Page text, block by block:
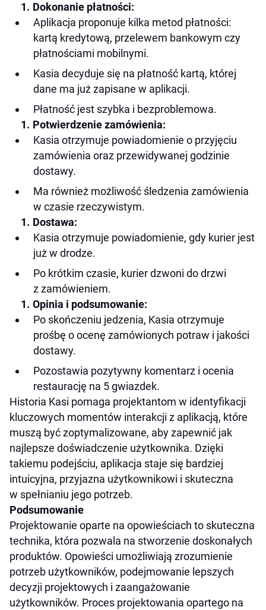
Dokonanie płatności:
Aplikacja proponuje kilka metod płatności:
kartą kredytową, przelewem bankowym czy
płatnościami mobilnymi.
Kasia decyduje się na płatność kartą, której
dane ma już zapisane w aplikacji.
Płatność jest szybka i bezproblemowa.
Potwierdzenie zamówienia:
Kasia otrzymuje powiadomienie o przyjęciu
zamówienia oraz przewidywanej godzinie
dostawy.
Ma również możliwość śledzenia zamówienia
w czasie rzeczywistym.
Dostawa:
Kasia otrzymuje powiadomienie, gdy kurier jest
już w drodze.
Po krótkim czasie, kurier dzwoni do drzwi
z zamówieniem.
Opinia i podsumowanie:
Po skończeniu jedzenia, Kasia otrzymuje
prośbę o ocenę zamówionych potraw i jakości
dostawy.
Pozostawia pozytywny komentarz i ocenia
restaurację na 5 gwiazdek.
Historia Kasi pomaga projektantom w identyfikacji
kluczowych momentów interakcji z aplikacją, które
muszą być zoptymalizowane, aby zapewnić jak
najlepsze doświadczenie użytkownika. Dzięki
takiemu podejściu, aplikacja staje się bardziej
intuicyjna, przyjazna użytkownikowi i skuteczna
w spełnianiu jego potrzeb.
Podsumowanie
Projektowanie oparte na opowieściach to skuteczna
technika, która pozwala na stworzenie doskonałych
produktów. Opowieści umożliwiają zrozumienie
potrzeb użytkowników, podejmowanie lepszych
decyzji projektowych i zaangażowanie
użytkowników. Proces projektowania opartego na